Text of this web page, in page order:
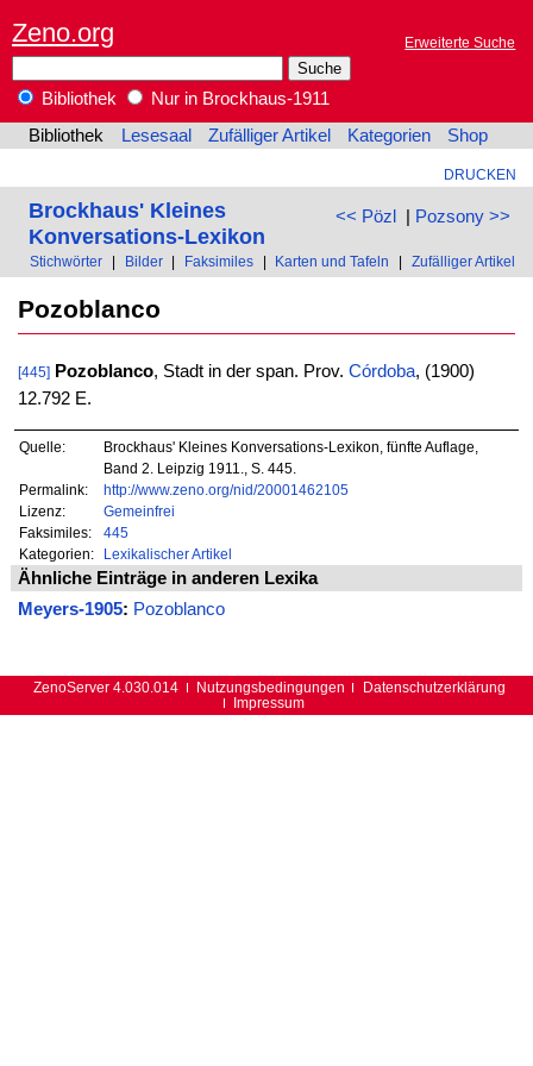
Zeno.org Erweiterte Suche
Bibliothek
Nur in Brockhaus-1911
Bibliothek
Lesesaal Zufälliger Artikel Kategorien Shop
DRUCKEN
<< Pözl| Pozsony >>
Brockhaus' Kleines
Konversations-Lexikon
Stichwörter Bilder Faksimiles Karten und Tafeln Zufälliger Artikel
Pozoblanco
[445] Pozoblanco, Stadt in der span. Prov. Córdoba, (1900)
12.792 E.
Quelle:
Brockhaus' Kleines Konversations-Lexikon, fünfte Auflage,
Band 2. Leipzig 1911., S. 445.
Permalink:
http://www.zeno.org/nid/20001462105
Lizenz:
Gemeinfrei
Faksimiles:
445
Kategorien:
Lexikalischer Artikel
Ähnliche Einträge in anderen Lexika
Meyers-1905: Pozoblanco
ZenoServer 4.030.014 Nutzungsbedingungen
Datenschutzerklärung
Impressum